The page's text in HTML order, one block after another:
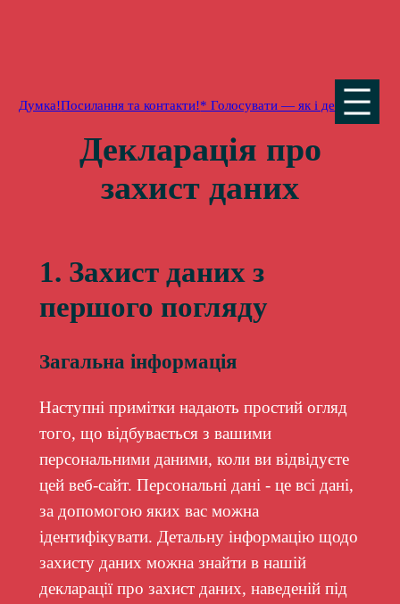
Думка!Посилання та контакти!* Голосувати — як і де
Декларація про
захист даних
1. Захист даних з
першого погляду
Загальна інформація
Наступні примітки надають простий огляд
того, що відбувається з вашими
персональними даними, коли ви відвідуєте
цей веб-сайт. Персональні дані - це всі дані,
за допомогою яких вас можна
ідентифікувати. Детальну інформацію щодо
захисту даних можна знайти в нашій
декларації про захист даних, наведеній під